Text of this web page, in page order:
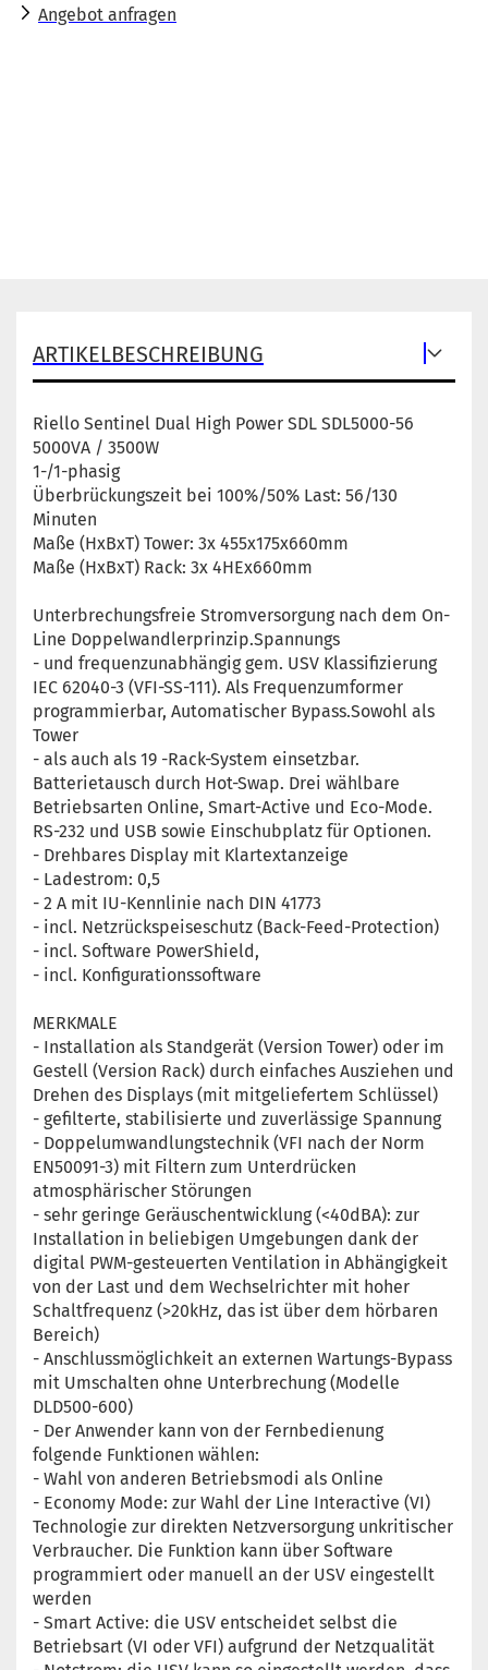
Angebot anfragen
ARTIKELBESCHREIBUNG
Riello Sentinel Dual High Power SDL SDL5000-56
5000VA / 3500W
1-/1-phasig
Überbrückungszeit bei 100%/50% Last: 56/130
Minuten
Maße (HxBxT) Tower: 3x 455x175x660mm
Maße (HxBxT) Rack: 3x 4HEx660mm
Unterbrechungsfreie Stromversorgung nach dem On-
Line Doppelwandlerprinzip.Spannungs
- und frequenzunabhängig gem. USV Klassifizierung
IEC 62040-3 (VFI-SS-111). Als Frequenzumformer
programmierbar, Automatischer Bypass.Sowohl als
Tower
- als auch als 19 -Rack-System einsetzbar.
Batterietausch durch Hot-Swap. Drei wählbare
Betriebsarten Online, Smart-Active und Eco-Mode.
RS-232 und USB sowie Einschubplatz für Optionen.
- Drehbares Display mit Klartextanzeige
- Ladestrom: 0,5
- 2 A mit IU-Kennlinie nach DIN 41773
- incl. Netzrückspeiseschutz (Back-Feed-Protection)
- incl. Software PowerShield,
- incl. Konfigurationssoftware
MERKMALE
- Installation als Standgerät (Version Tower) oder im
Gestell (Version Rack) durch einfaches Ausziehen und
Drehen des Displays (mit mitgeliefertem Schlüssel)
- gefilterte, stabilisierte und zuverlässige Spannung
- Doppelumwandlungstechnik (VFI nach der Norm
EN50091-3) mit Filtern zum Unterdrücken
atmosphärischer Störungen
- sehr geringe Geräuschentwicklung (<40dBA): zur
Installation in beliebigen Umgebungen dank der
digital PWM-gesteuerten Ventilation in Abhängigkeit
von der Last und dem Wechselrichter mit hoher
Schaltfrequenz (>20kHz, das ist über dem hörbaren
Bereich)
- Anschlussmöglichkeit an externen Wartungs-Bypass
mit Umschalten ohne Unterbrechung (Modelle
DLD500-600)
- Der Anwender kann von der Fernbedienung
folgende Funktionen wählen:
- Wahl von anderen Betriebsmodi als Online
- Economy Mode: zur Wahl der Line Interactive (VI)
Technologie zur direkten Netzversorgung unkritischer
Verbraucher. Die Funktion kann über Software
programmiert oder manuell an der USV eingestellt
werden
- Smart Active: die USV entscheidet selbst die
Betriebsart (VI oder VFI) aufgrund der Netzqualität